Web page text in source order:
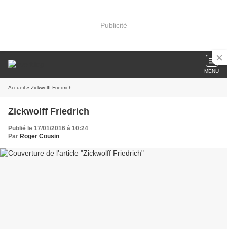
Publicité
MENU
Accueil » Zickwolff Friedrich
Zickwolff Friedrich
Publié le 17/01/2016 à 10:24
Par Roger Cousin